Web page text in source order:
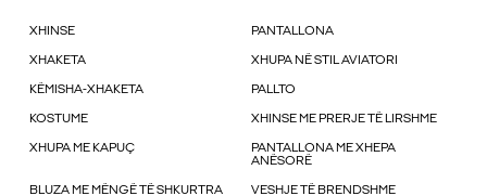
XHINSE PANTALLONA
XHAKETA XHUPA NË STIL AVIATORI
KËMISHA-XHAKETA PALLTO
KOSTUME XHINSE ME PRERJE TË LIRSHME
XHUPA ME KAPUÇ
PANTALLONA ME XHEPA
ANËSORË
BLUZA ME MËNGË TË SHKURTRA VESHJE TË BRENDSHME